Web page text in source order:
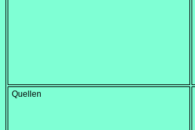
Quellen